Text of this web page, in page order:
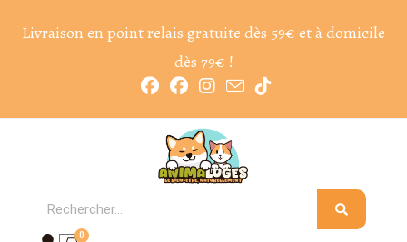
Livraison en point relais gratuite dès 59€ et à domicile
dès 79€ !
0